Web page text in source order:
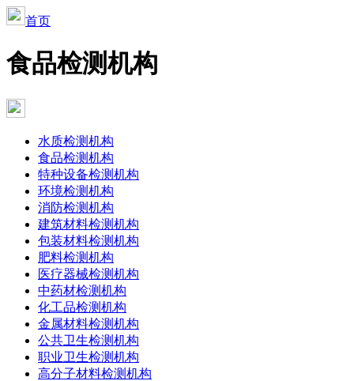
首页
食品检测机构
水质检测机构
食品检测机构
特种设备检测机构
环境检测机构
消防检测机构
建筑材料检测机构
包装材料检测机构
肥料检测机构
医疗器械检测机构
中药材检测机构
化工品检测机构
金属材料检测机构
公共卫生检测机构
职业卫生检测机构
高分子材料检测机构